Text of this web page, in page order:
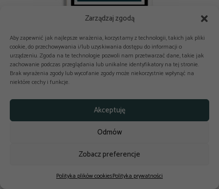
Zarządzaj zgodą
Aby zapewnić jak najlepsze wrażenia, korzystamy z technologii, takich jak pliki
cookie, do przechowywania i/lub uzyskiwania dostępu do informacji o
urządzeniu. Zgoda na te technologie pozwoli nam przetwarzać dane, takie jak
zachowanie podczas przeglądania lub unikalne identyfikatory na tej stronie.
Brak wyrażenia zgody lub wycofanie zgody może niekorzystnie wpłynąć na
niektóre cechy i funkcje.
Akceptuję
Odmów
Zobacz preferencje
Polityka plików cookiesPolityka prywatności
E-book: Nowe technologie i AI w branży spożywczej i HoReCa
Copyright © 2025-2026 odkuchni.co
Polityka prywatności
Regulamin
Reklama
Polityka cookies